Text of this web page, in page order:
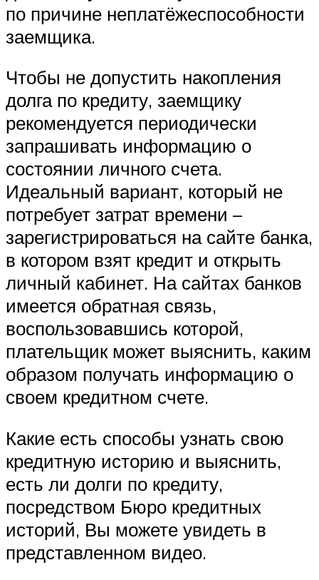
по причине неплатёжеспособности
заемщика.
Чтобы не допустить накопления
долга по кредиту, заемщику
рекомендуется периодически
запрашивать информацию о
состоянии личного счета.
Идеальный вариант, который не
потребует затрат времени –
зарегистрироваться на сайте банка,
в котором взят кредит и открыть
личный кабинет. На сайтах банков
имеется обратная связь,
воспользовавшись которой,
плательщик может выяснить, каким
образом получать информацию о
своем кредитном счете.
Какие есть способы узнать свою
кредитную историю и выяснить,
есть ли долги по кредиту,
посредством Бюро кредитных
историй, Вы можете увидеть в
представленном видео.